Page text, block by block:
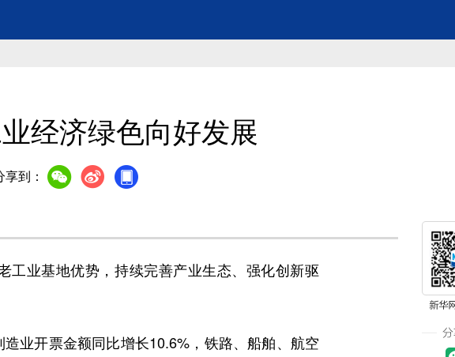
经济绿色向好发展
享到：
业基地优势，持续完善产业生态、强化创新驱
业开票金额同比增长10.6%，铁路、船舶、航空